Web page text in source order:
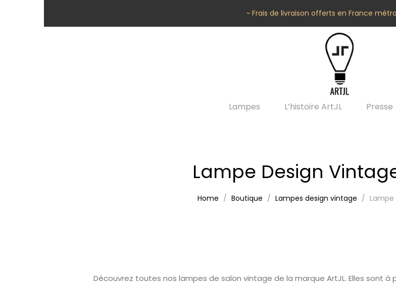
~ Frais de livraison offerts en France
Lampes L’histoire ArtJL Presse
Lampe Design
Home Boutique Lampes design vintage Lampe
Découvrez toutes nos lampes de salon vintage de la marque ArtJL. Elles sont